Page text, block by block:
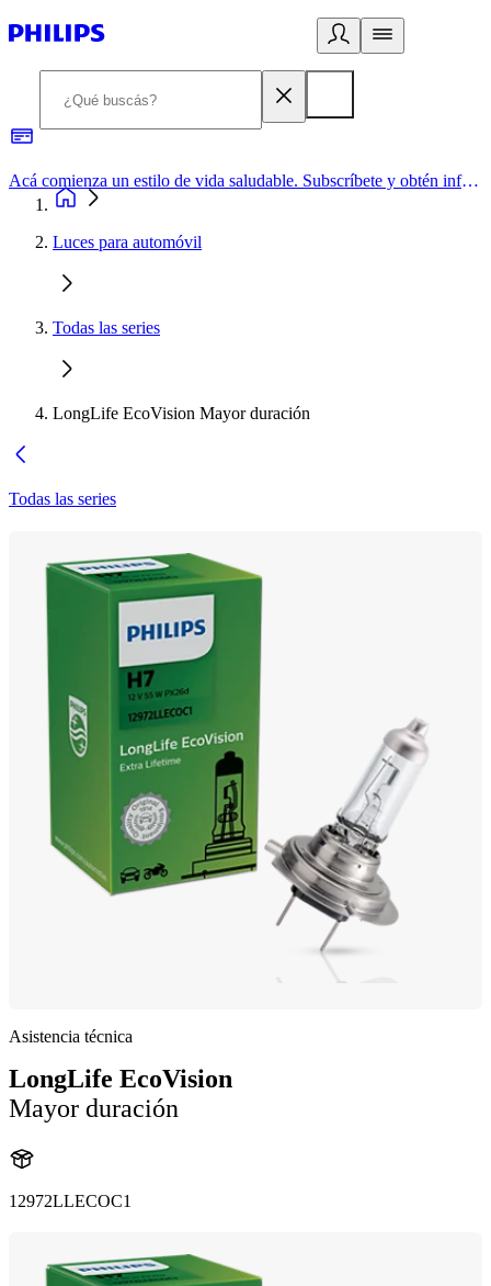
Acá comienza un estilo de vida saludable. Subscríbete y obtén información de primera mano
Luces para automóvil
Todas las series
LongLife EcoVision Mayor duración
Todas las series
Asistencia técnica
LongLife EcoVision
Mayor duración
12972LLECOC1